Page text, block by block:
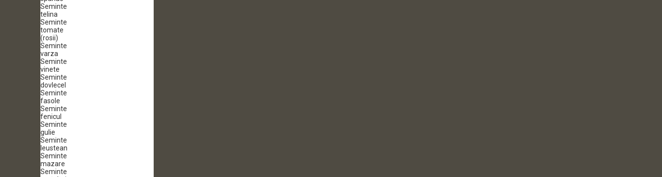
Seminte
telina
Seminte
tomate
(rosii)
Seminte
varza
Seminte
vinete
Seminte
dovlecel
Seminte
fasole
Seminte
fenicul
Seminte
gulie
Seminte
leustean
Seminte
mazare
Seminte